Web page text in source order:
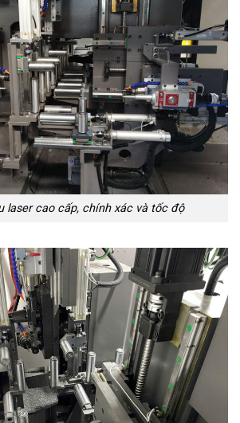
laser cao cấp, chính xác và tốc độ